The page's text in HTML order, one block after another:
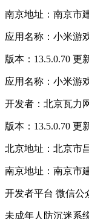
南京地址：南京市
应用名称：小米游
版本：13.5.0.70 更
应用名称：小米游
开发者：北京瓦力
版本：13.5.0.70 更
北京地址：北京市
南京地址：南京市
开发者平台 微信公
未成年人防沉迷系